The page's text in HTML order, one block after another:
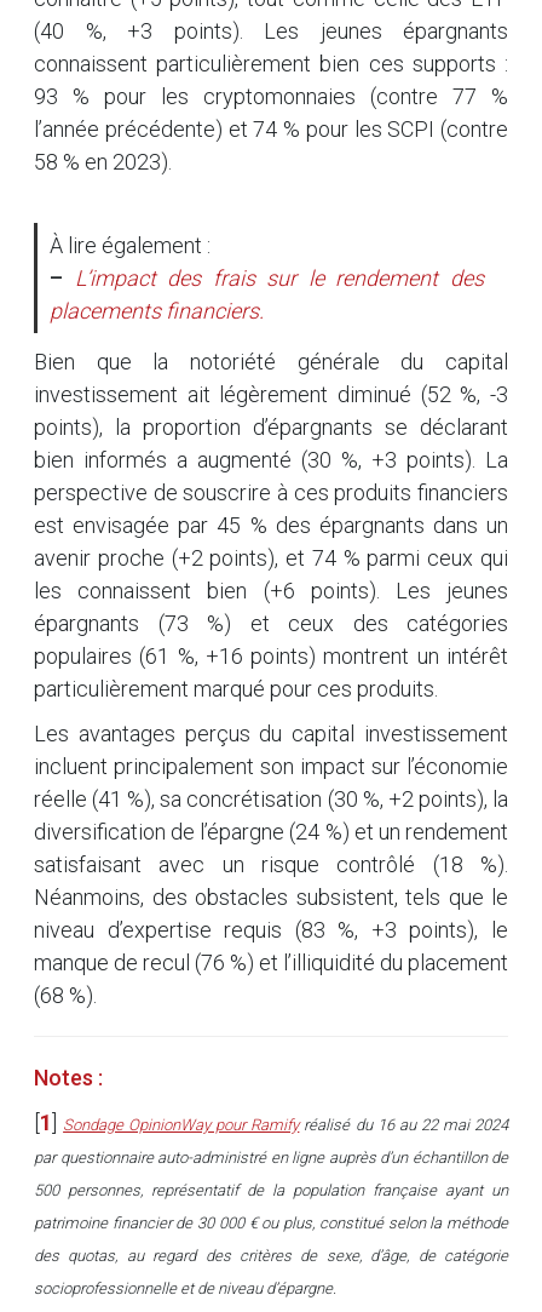
(40 %, +3 points). Les jeunes épargnants
connaissent particulièrement bien ces supports :
93 % pour les cryptomonnaies (contre 77 %
l’année précédente) et 74 % pour les SCPI (contre
58 % en 2023).
À lire également :
–
L’impact des frais sur le rendement des
placements financiers.
Bien que la notoriété générale du capital
investissement ait légèrement diminué (52 %, -3
points), la proportion d’épargnants se déclarant
bien informés a augmenté (30 %, +3 points). La
perspective de souscrire à ces produits financiers
est envisagée par 45 % des épargnants dans un
avenir proche (+2 points), et 74 % parmi ceux qui
les connaissent bien (+6 points). Les jeunes
épargnants (73 %) et ceux des catégories
populaires (61 %, +16 points) montrent un intérêt
particulièrement marqué pour ces produits.
Les avantages perçus du capital investissement
incluent principalement son impact sur l’économie
réelle (41 %), sa concrétisation (30 %, +2 points), la
diversification de l’épargne (24 %) et un rendement
satisfaisant avec un risque contrôlé (18 %).
Néanmoins, des obstacles subsistent, tels que le
niveau d’expertise requis (83 %, +3 points), le
manque de recul (76 %) et l’illiquidité du placement
(68 %).
Notes :
1 Sondage OpinionWay pour Ramifyréalisé du 16 au 22 mai 2024
par questionnaire auto-administré en ligne auprès d’un échantillon de
500 personnes, représentatif de la population française ayant un
patrimoine financier de 30 000 € ou plus, constitué selon la méthode
des quotas, au regard des critères de sexe, d’âge, de catégorie
socioprofessionnelle et de niveau d’épargne.